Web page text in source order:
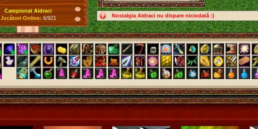
Nostalgia Aidraci nu dispare niciodată :)
Campionat Aidraci
Jucători Online: 6/921